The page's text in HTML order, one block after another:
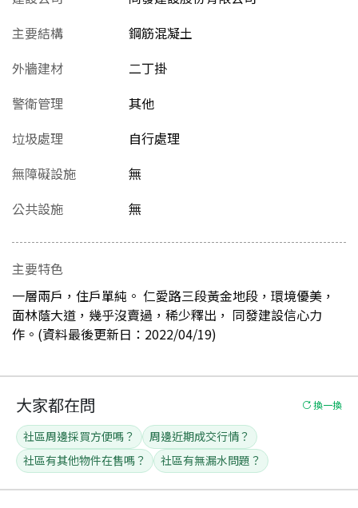
主要結構
鋼筋混凝土
外牆建材
二丁掛
警衛管理
其他
垃圾處理
自行處理
無障礙設施
無
公共設施
無
主要特色
一層兩戶，住戶單純。 仁愛路三段黃金地段，環境優美，
面林蔭大道，幾乎沒賣過，稀少釋出， 同發建設信心力
作。(資料最後更新日：2022/04/19)
大家都在問 換一換
社區周邊採買方便嗎？
周邊近期成交行情？
社區有其他物件在售嗎？
社區有無漏水問題？